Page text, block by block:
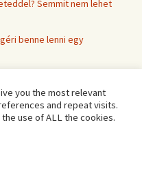
Semmit nem lehet
benne lenni egy
segít megismerni magadat
Mi az, ami ismétlődik?
you the most relevant
and repeat visits.
use of ALL the cookies.